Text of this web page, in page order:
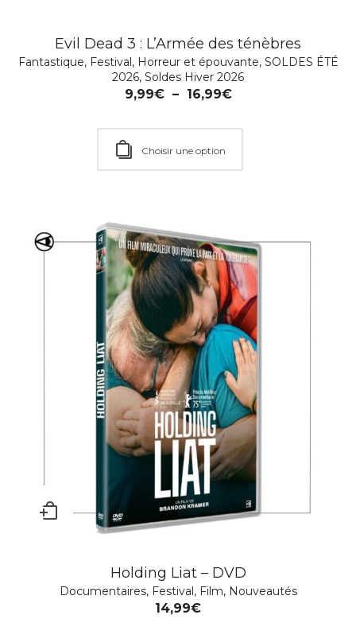
Evil Dead 3 : L’Armée des ténèbres
Fantastique, Festival, Horreur et épouvante, SOLDES ÉTÉ
2026, Soldes Hiver 2026
9,99€ – 16,99€
Choisir une option
Holding Liat – DVD
Documentaires, Festival, Film, Nouveautés
14,99€